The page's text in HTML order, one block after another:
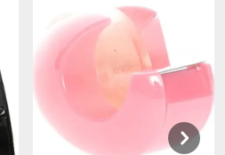
no tiene calificaciones.
y acumula Puntos.